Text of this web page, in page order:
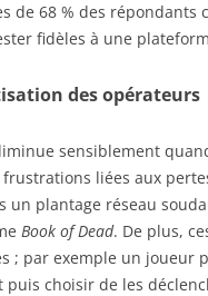
de 68 % des répondants
fidèles à une
des opérateurs
sensiblement
liées aux
un plantage réseau
Book of Dead. De plus,
; par exemple un joueur
puis choisir de les